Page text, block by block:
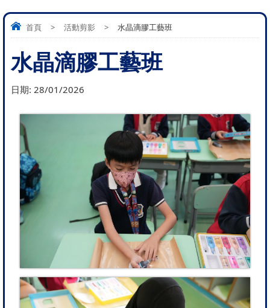
首頁 > 活動剪影 > 水晶滴膠工藝班
水晶滴膠工藝班
日期: 28/01/2026